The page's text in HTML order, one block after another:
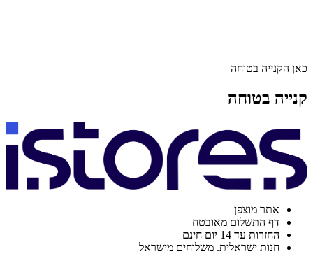
כאן הקנייה בטוחה
קנייה בטוחה
אתר מוצפן
דף התשלום מאובטח
החזרות עד 14 יום חינם
חנות ישראלית. משלוחים מישראל